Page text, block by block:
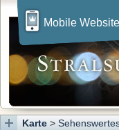
Mobile Website
Karte >